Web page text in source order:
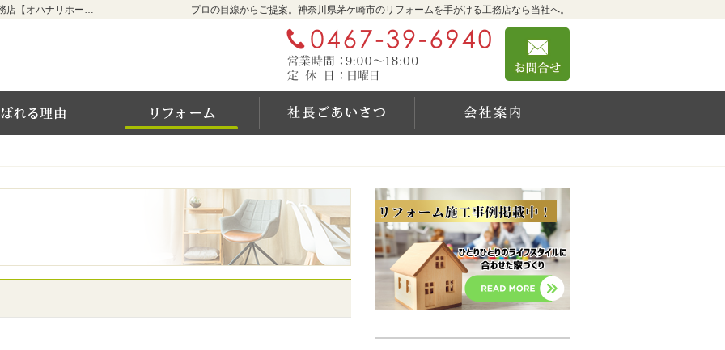
プロの目線からご提案。神奈川県茅ケ崎市のリフォームを手がける工務店なら当社へ。
リフォームをお考えなら神奈川県茅ケ崎市の工務店【オハナリホーム】へ！
0467-39-6940
営業時間9:00～18:00 定休日：日曜日